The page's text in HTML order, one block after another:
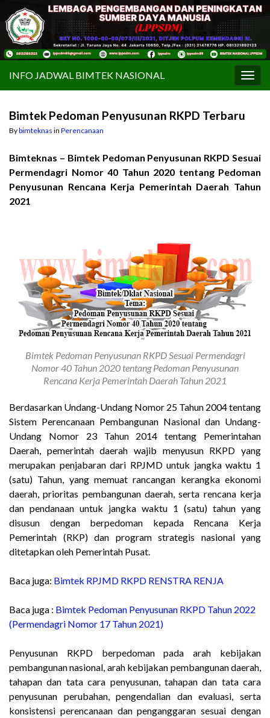
INFO JADWAL BIMTEK NASIONAL
Bimtek Pedoman Penyusunan RKPD Terbaru
Bybimteknas in Perencanaan
Bimteknas – Bimtek Pedoman Penyusunan RKPD Sesuai
Permendagri Nomor 40 Tahun 2020 tentang Pedoman
Penyusunan Rencana Kerja Pemerintah Daerah Tahun
2021
Bimtek Pedoman Penyusunan RKPD Sesuai Permendagri
Nomor 40 Tahun 2020 tentang Pedoman Penyusunan
Rencana Kerja Pemerintah Daerah Tahun 2021
Berdasarkan Undang-Undang Nomor 25 Tahun 2004 tentang
Sistem Perencanaan Pembangunan Nasional dan Undang-
Undang Nomor 23 Tahun 2014 tentang Pemerintahan
Daerah, pemerintah daerah wajib menyusun RKPD yang
merupakan penjabaran dari RPJMD untuk jangka waktu 1
(satu) Tahun, yang memuat rancangan kerangka ekonomi
daerah, prioritas pembangunan daerah, serta rencana kerja
dan pendanaan untuk jangka waktu 1 (satu) tahun yang
disusun dengan berpedoman kepada Rencana Kerja
Pemerintah (RKP) dan program strategis nasional yang
ditetapkan oleh Pemerintah Pusat.
Baca juga: Bimtek RPJMD RKPD RENSTRA RENJA
Baca juga : Bimtek Pedoman Penyusunan RKPD Tahun 2022
(Permendagri Nomor 17 Tahun 2021)
Penyusunan RKPD berpedoman pada arah kebijakan
pembangunan nasional, arah kebijakan pembangunan daerah,
tahapan dan tata cara penyusunan, tahapan dan tata cara
penyusunan perubahan, pengendalian dan evaluasi, serta
konsistensi perencanaan dan penganggaran sesuai dengan